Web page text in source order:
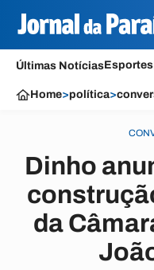
Últimas NotíciasEsportes
Home>política>
Dinho
da